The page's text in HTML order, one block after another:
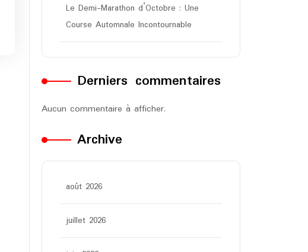
Le Demi-Marathon d’Octobre : Une
Course Automnale Incontournable
Derniers commentaires
Aucun commentaire à afficher.
Archive
août 2026
juillet 2026